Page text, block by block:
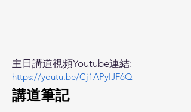
主日講道視頻Youtube連結:
https://youtu.be/Cj1APyIJF6Q
​講道筆記